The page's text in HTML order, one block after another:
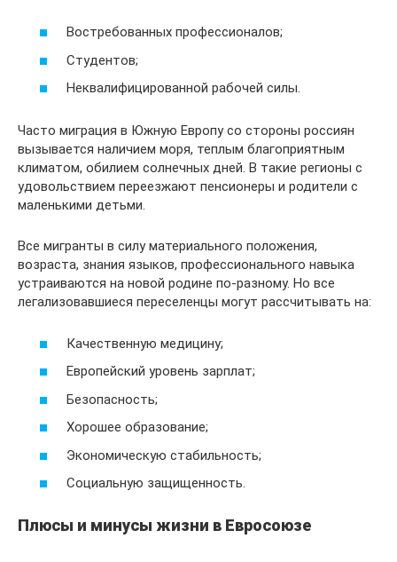
Востребованных профессионалов;
Студентов;
Неквалифицированной рабочей силы.
Часто миграция в Южную Европу со стороны россиян
вызывается наличием моря, теплым благоприятным
климатом, обилием солнечных дней. В такие регионы с
удовольствием переезжают пенсионеры и родители с
маленькими детьми.
Все мигранты в силу материального положения,
возраста, знания языков, профессионального навыка
устраиваются на новой родине по-разному. Но все
легализовавшиеся переселенцы могут рассчитывать на:
Качественную медицину;
Европейский уровень зарплат;
Безопасность;
Хорошее образование;
Экономическую стабильность;
Социальную защищенность.
Плюсы и минусы жизни в Евросоюзе